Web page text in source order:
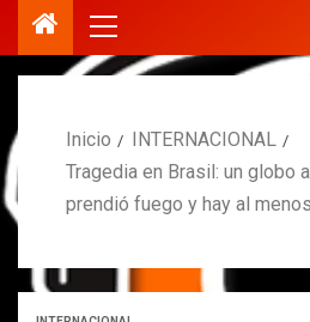
Inicio
INTERNACIONAL
Tragedia en Brasil: un globo
prendió fuego y hay al